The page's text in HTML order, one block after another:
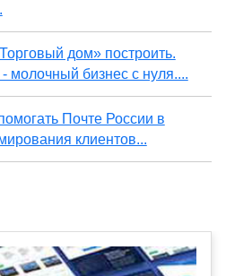
дом» построить.
молочный бизнес с нуля....
Почте России в
клиентов...